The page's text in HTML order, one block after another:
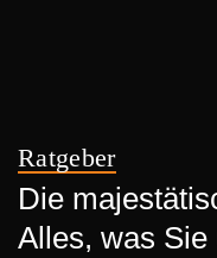
Ratgeber
Die
Alles, was